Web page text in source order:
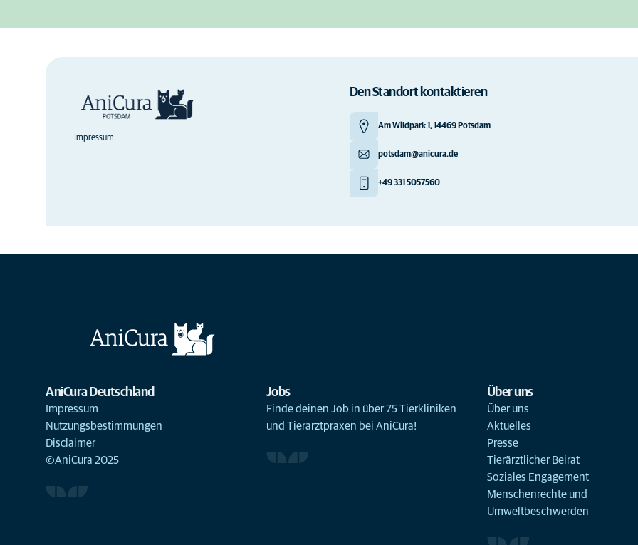
Impressum
Den Standort kontaktieren
Am Wildpark 1, 14469 Potsdam
potsdam@anicura.de
+49 331 5057560
AniCura Deutschland
Impressum
Nutzungsbestimmungen
Disclaimer
©AniCura 2025
Jobs
Finde deinen Job in über 75 Tierkliniken
und Tierarztpraxen bei AniCura!
Über uns
Über uns
Aktuelles
Presse
Tierärztlicher Beirat
Soziales Engagement
Menschenrechte und
Umweltbeschwerden